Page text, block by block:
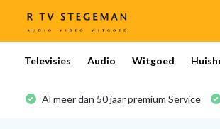
Televisies Audio Witgoed
Al meer dan 50 jaar premium Service